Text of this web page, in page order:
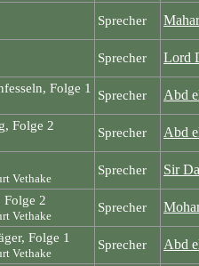
Sprecher
Sprecher
Lord
Folge 1 Sprecher
Abd
Folge 2 Sprecher
Abd
Vethake
Sprecher
Sir
Folge 2
Vethake
Sprecher
Folge 1
Vethake
Sprecher
Abd